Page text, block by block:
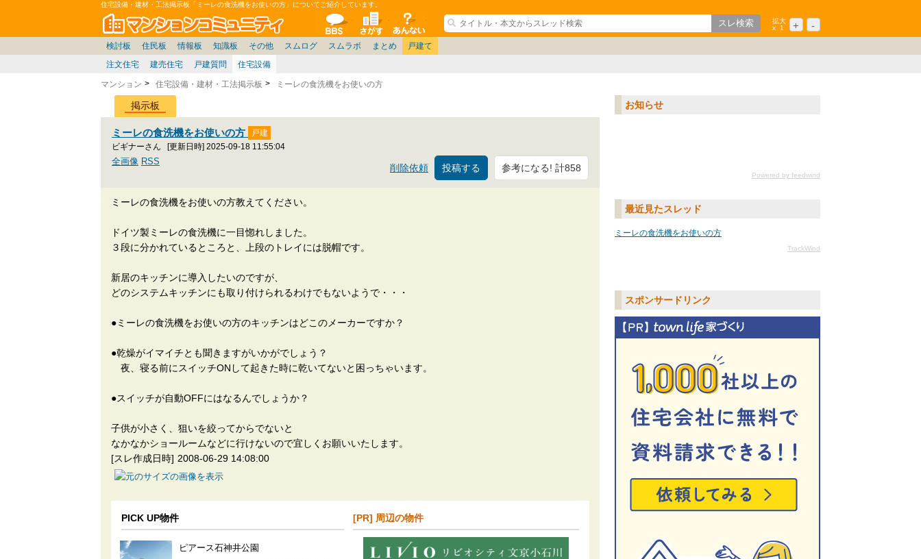
住宅設備・建材・工法掲示板「ミーレの食洗機をお使いの方」についてご紹介しています。
マンションコミュニティ
全掲示板 物件検索 サイトについて
拡大
x
1 + -
検討板
東京23区 東京市部 神奈川/横浜 千葉 埼玉 茨城 札幌 仙台/新潟/東北 名古屋/東海
住民板
東京 神奈川 埼玉/千葉/関東 札幌/東北/北陸/信越 名古屋/東海 大阪/兵庫/京都/関西
情報板
価格表 スムログ出張所 暮らしやすさ評価 見学記
知識板
住宅ローン デベ/ゼネコン マンション雑談 マンション質問 住宅質問 管理会社/組合
その他
雑談 賃貸 移住相談 リゾート 広告 バトル 家具 ニュース 個人取引 政治
スムログ
お便り返し 座談会/対談 ブロガーの本音 マンション管理 ノウハウ 東京都 神奈川県
スムラボ
関東 中部 近畿 北海道 東北 中国 九州 その他 まとめ
東京都 神奈川県 千葉県 埼玉県 愛知県 大阪府 兵庫県 福岡県
戸建て
注文住宅
建売住宅 戸建質問 住宅設備
マンション 住宅設備・建材・工法掲示板 ミーレの食洗機をお使いの方
掲示板
ミーレの食洗機をお使いの方
ビギナーさん [更新日時] 2025-09-18 11:55:04
削除依頼 参考になる! 計858
全画像 RSS
ミーレの食洗機をお使いの方教えてください。
ドイツ製ミーレの食洗機に一目惚れしました。
３段に分かれているところと、上段のトレイには脱帽です。
新居のキッチンに導入したいのですが、
どのシステムキッチンにも取り付けられるわけでもないようで・・・
●ミーレの食洗機をお使いの方のキッチンはどこのメーカーですか？
●乾燥がイマイチとも聞きますがいかがでしょう？
夜、寝る前にスイッチONして起きた時に乾いてないと困っちゃいます。
●スイッチが自動OFFにはなるんでしょうか？
子供が小さく、狙いを絞ってからでないと
なかなかショールームなどに行けないので宜しくお願いいたします。
[スレ作成日時] 2008-06-29 14:08:00
PICK UP物件
ピアース石神井公園
[PR] 周辺の物件
お知らせ
Powered by feedwind
最近見たスレッド
ミーレの食洗機をお使いの方
TrackWind
スポンサードリンク